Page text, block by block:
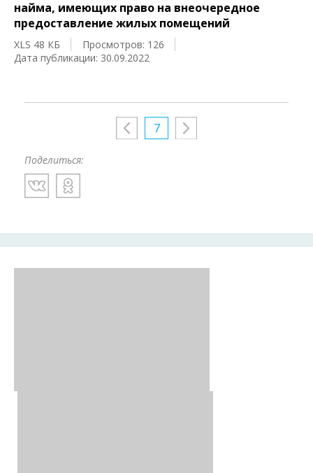
найма, имеющих право на внеочередное
предоставление жилых помещений
XLS 48 КБ
Просмотров: 126
Дата публикации: 30.09.2022
7
Поделиться: